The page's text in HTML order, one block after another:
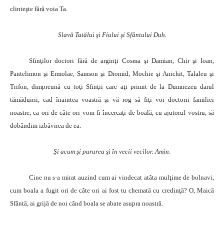
clinteşte fără voia Ta.
Slavă Tatălui şi Fiului şi Sfântului Duh.
Sfinţilor doctori fără de arginţi Cosma şi Damian, Chir şi Ioan,
Pantelimon şi Ermolae, Samson şi Diomid, Mochie şi Anichit, Talaleu şi
Trifon, dimpreună cu toţi Sfinţii care aţi primit de la Dumnezeu darul
tămăduirii, cad înaintea voastră şi vă rog să fiţi voi doctorii familiei
noastre, ca ori de câte ori vom fi încercaţi de boală, cu ajutorul vostru, să
dobândim izbăvirea de ea.
Şi acum şi pururea şi în vecii vecilor. Amin.
Cine nu s-a mirat auzind cum ai vindecat atâta mulţime de bolnavi,
cum boala a fugit ori de câte ori ai fost tu chemată cu credinţă? O, Maică
Sfântă, ai grijă de noi când boala se abate asupra noastră.